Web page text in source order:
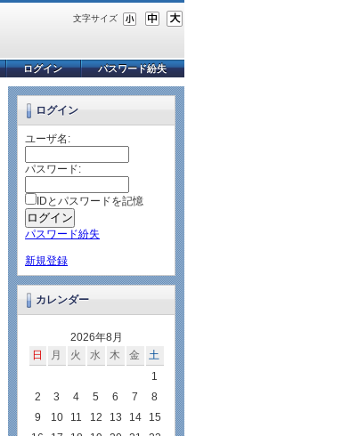
文字サイズ
パスワード紛失
ログイン
ログイン
ユーザ名:
パスワード:
IDとパスワードを記憶
パスワード紛失
新規登録
カレンダー
2026年8月
日
月 火 水 木 金
土
1
2
3 4 5 6 7
8
9
10 11 12 13 14
15